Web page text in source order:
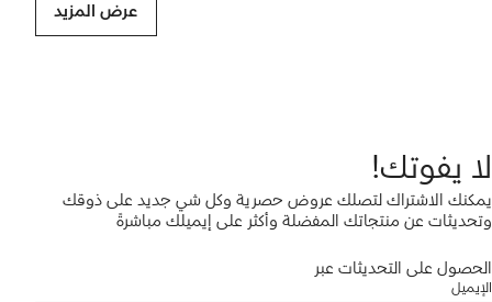
عرض المزيد
لا يفوتك!
يمكنك الاشتراك لتصلك عروض حصرية وكل شي جديد على ذوقك
وتحديثات عن منتجاتك المفضلة وأكثر على إيميلك مباشرةً
الحصول على التحديثات عبر
الإيميل